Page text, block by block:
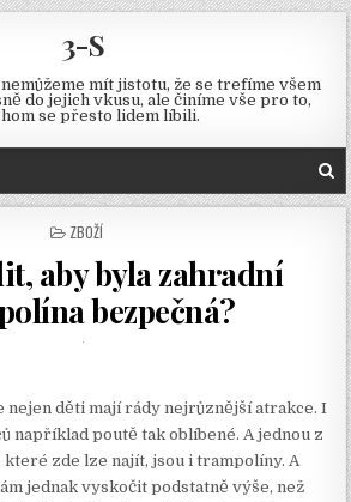
3-S
mít jistotu, že se trefíme všem
do jejich vkusu, ale činíme vše pro to,
se přesto lidem líbili.
POSTED
ZBOŽÍ
aby byla zahradní
bezpečná?
nejen děti mají rády nejrůznější atrakce. I
například poutě tak oblíbené. A jednou z
zde lze najít, jsou i trampolíny. A
jednak vyskočit podstatně výše, než